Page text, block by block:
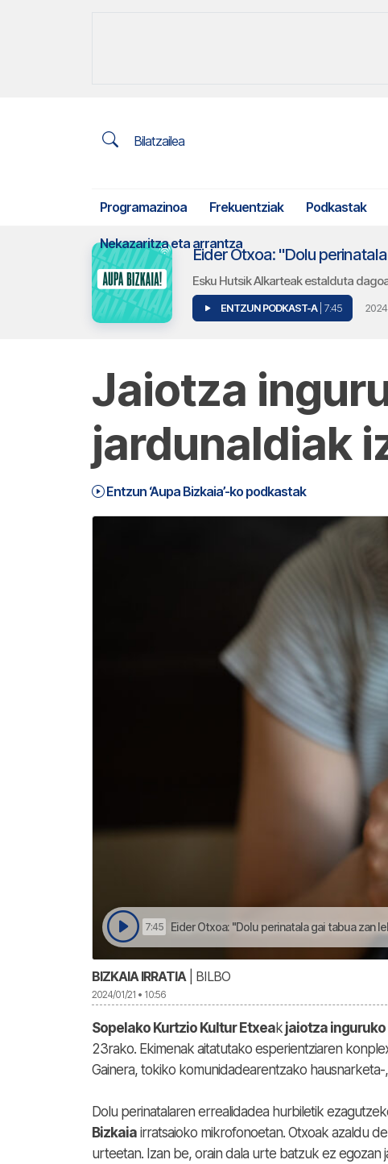
Bilatzailea
Programazinoa Frekuentziak Podkastak
Nekazaritza eta arrantza
Eider Otxoa: "Dolu
Esku Hutsik Alkarteak estalduta
ENTZUN PODKAST-A | 7:45
Jaiotza
jardunaldiak
Entzun ‘Aupa Bizkaia’-ko podkastak
7:45 Eider Otxoa: "Dolu perinatala gai tabua zan
BIZKAIA IRRATIA | BILBO
2024/01/21 • 10:56
Sopelako Kurtzio Kultur Etxeak jaiotza
23rako. Ekimenak aitatutako esperientziaren
Gainera, tokiko komunidadearentzako
Dolu perinatalaren errealidadea hurbiletik
Bizkaia irratsaioko mikrofonoetan. Otxoak azaldu
urteetan. Izan be, orain dala urte batzuk ez egozan